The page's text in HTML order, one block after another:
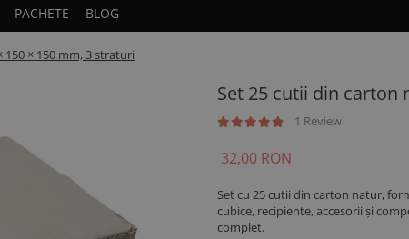
PACHETE BLOG
× 150 mm, 3 straturi
Set 25 cutii din carton
1 Review
32,00 RON
Set cu 25 cutii din carton natur,
cubice, recipiente, accesorii și
complet.